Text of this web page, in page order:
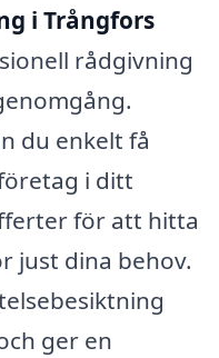
i Trångfors
rådgivning
du enkelt få
i ditt
för att hitta
just dina behov.
ger en